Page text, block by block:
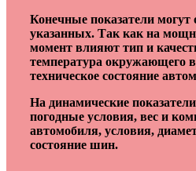
Конечные показатели могут
указанных. Так как на
момент влияют тип и
температура окружающего
техническое состояние
На динамические
погодные условия, вес и
автомобиля, условия,
состояние шин.